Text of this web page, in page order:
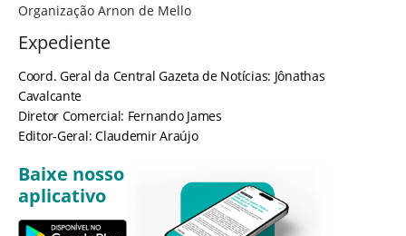
Organização Arnon de Mello
Expediente
Coord. Geral da Central Gazeta de Notícias: Jônathas
Cavalcante
Diretor Comercial: Fernando James
Editor-Geral: Claudemir Araújo
Baixe nosso
aplicativo